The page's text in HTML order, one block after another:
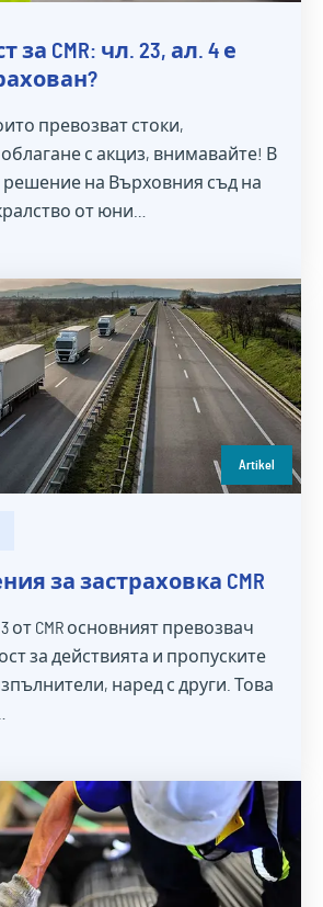
за CMR: чл. 23, ал. 4 е
превозват стоки,
с акциз, внимавайте! В
на Върховния съд на
от юни…
Artikel
за застраховка CMR
от CMR основният превозвач
за действията и пропуските
наред с други. Това